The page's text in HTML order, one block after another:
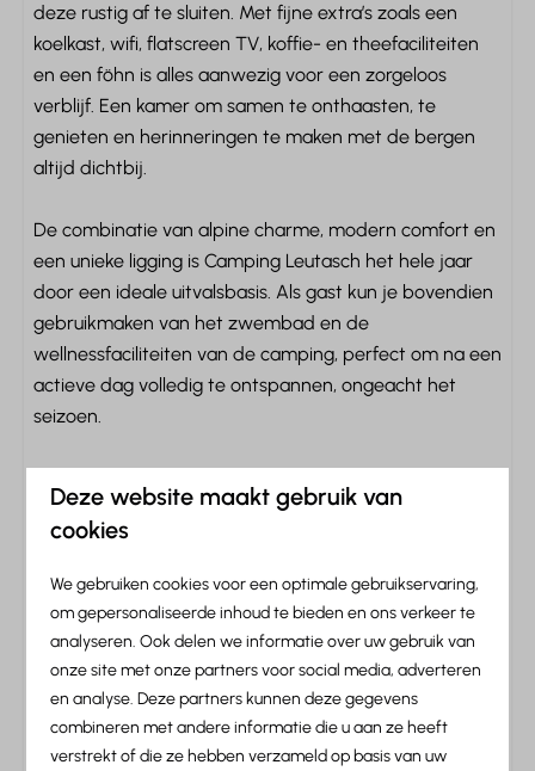
Droogrek
Verwarming & Verkoeling
Centrale verwarming
Balkon
Tuinmeubels
Parkeerplaats: 1
Locatie
In de bergen
Met zicht op bergen
Aan de bosrand
Rustige ligging
Veiligheid
Rookmelder
Kluis
Brandblusser
deze rustig af te sluiten. Met fijne extra’s zoals een
koelkast, wifi, flatscreen TV, koffie- en theefaciliteiten
en een föhn is alles aanwezig voor een zorgeloos
verblijf. Een kamer om samen te onthaasten, te
genieten en herinneringen te maken met de bergen
altijd dichtbij.
De combinatie van alpine charme, modern comfort en
een unieke ligging is Camping Leutasch het hele jaar
door een ideale uitvalsbasis. Als gast kun je bovendien
gebruikmaken van het zwembad en de
wellnessfaciliteiten van de camping, perfect om na een
actieve dag volledig te ontspannen, ongeacht het
seizoen.
Informatie over Camping
Leutasch
Kortom: Camping Leutasch
Alpenlocatie
Deze website maakt gebruik van
cookies
We gebruiken cookies voor een optimale gebruikservaring,
om gepersonaliseerde inhoud te bieden en ons verkeer te
analyseren. Ook delen we informatie over uw gebruik van
onze site met onze partners voor social media, adverteren
en analyse. Deze partners kunnen deze gegevens
combineren met andere informatie die u aan ze heeft
verstrekt of die ze hebben verzameld op basis van uw